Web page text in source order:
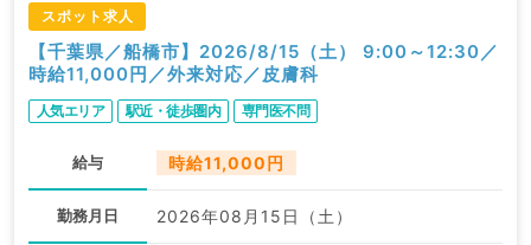
スポット求人
【千葉県／船橋市】2026/8/15（土） 9:00～12:30／
時給11,000円／外来対応／皮膚科
人気エリア 駅近・徒歩圏内 専門医不問
給与 時給11,000円
勤務月日 2026年08月15日（土）